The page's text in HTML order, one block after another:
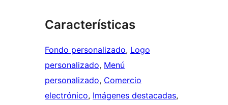
Características
Fondo personalizado, Logo
personalizado, Menú
personalizado, Comercio
electrónico, Imágenes destacadas